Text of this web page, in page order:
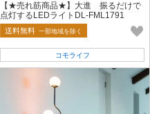
【★売れ筋商品★】大進 振るだけで
点灯するLEDライトDL-FML1791
送料無料 一部地域を除く
コモライフ